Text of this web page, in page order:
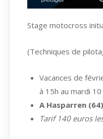
Stage motocross
(Techniques de
Vacances de
à 15h au mardi
A Hasparren (64)
Tarif 140 euros